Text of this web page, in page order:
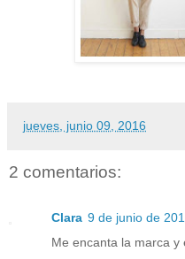
jueves, junio 09, 2016
2 comentarios:
Clara 9 de junio de
Me encanta la marca y